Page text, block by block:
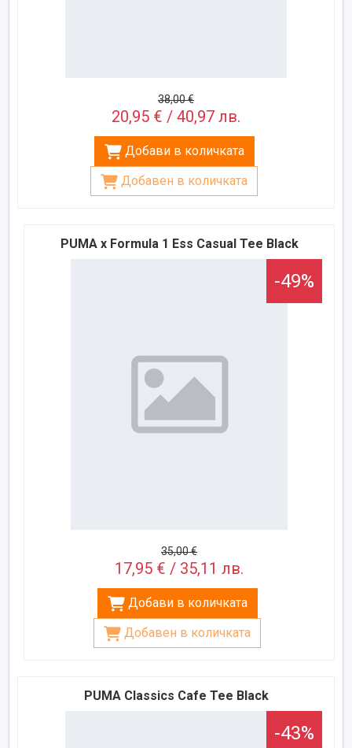
38,00 €
20,95 € / 40,97 лв.
Добави в количката
Добавен в количката
PUMA x Formula 1 Ess Casual Tee Black
-49%
35,00 €
17,95 € / 35,11 лв.
Добави в количката
Добавен в количката
PUMA Classics Cafe Tee Black
-43%